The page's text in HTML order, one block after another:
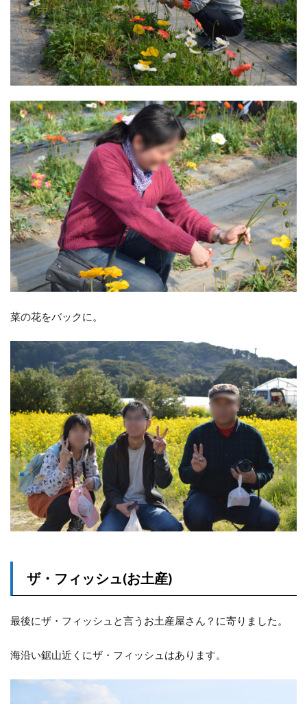
菜の花をバックに。
ザ・フィッシュ(お土産)
最後にザ・フィッシュと言うお土産屋さん？に寄りました。
海沿い鋸山近くにザ・フィッシュはあります。